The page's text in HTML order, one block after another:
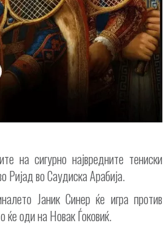
на сигурно највредните тениски
Ријад во Саудиска Арабија.
Јаник Синер ќе игра против
оди на Новак Ѓоковиќ.